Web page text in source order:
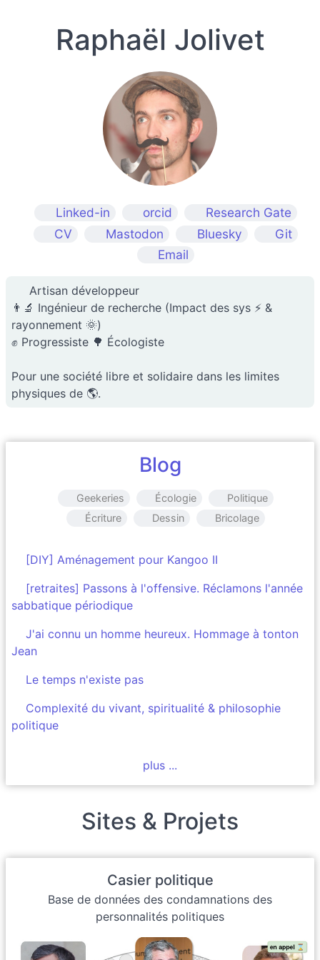
Raphaël Jolivet
Linked-in orcid
Research Gate
CV
Mastodon Bluesky
Git
Email
Artisan développeur
👨‍🔬 Ingénieur de recherche (Impact des sys ⚡ &
rayonnement 🌞)
✊ Progressiste 🌳 Écologiste
Pour une société libre et solidaire dans les limites
physiques de 🌎.
Blog
Geekeries Écologie
Politique
Écriture
Dessin Bricolage
[DIY] Aménagement pour Kangoo II
[retraites] Passons à l'offensive. Réclamons l'année
sabbatique périodique
J'ai connu un homme heureux. Hommage à tonton
Jean
Le temps n'existe pas
Complexité du vivant, spiritualité & philosophie
politique
plus ...
Sites & Projets
Casier politique
Base de données des condamnations des
personnalités politiques